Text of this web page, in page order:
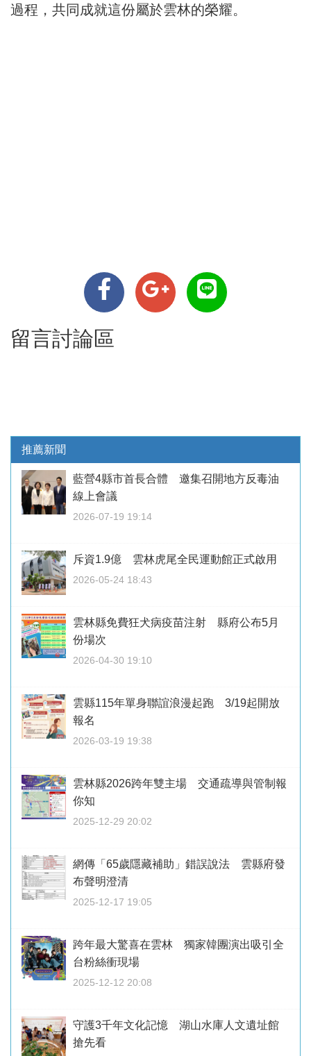
過程，共同成就這份屬於雲林的榮耀。
留言討論區
推薦新聞
藍營4縣市首長合體 邀集召開地方反毒油
線上會議
2026-07-19 19:14
斥資1.9億 雲林虎尾全民運動館正式啟用
2026-05-24 18:43
雲林縣免費狂犬病疫苗注射 縣府公布5月
份場次
2026-04-30 19:10
雲縣115年單身聯誼浪漫起跑 3/19起開放
報名
2026-03-19 19:38
雲林縣2026跨年雙主場 交通疏導與管制報
你知
2025-12-29 20:02
網傳「65歲隱藏補助」錯誤說法 雲縣府發
布聲明澄清
2025-12-17 19:05
跨年最大驚喜在雲林 獨家韓團演出吸引全
台粉絲衝現場
2025-12-12 20:08
守護3千年文化記憶 湖山水庫人文遺址館
搶先看